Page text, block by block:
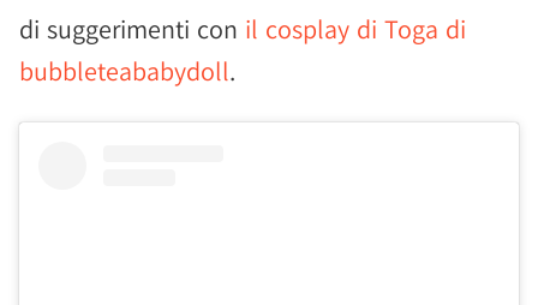
di suggerimenti con il cosplay di Toga di
bubbleteababydoll.